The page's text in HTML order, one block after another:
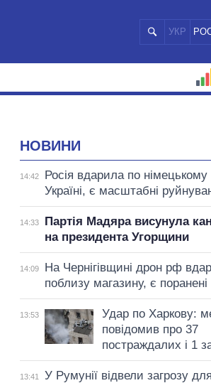
УКР
НОВИНИ
14:42
Росія вдарила по німецькому
Україні, є масштабні
14:33
Партія Мадяра висунула
на президента Угорщини
14:09
На Чернігівщині дрон рф
поблизу магазину, є поранені
13:53
Удар по Харкову:
повідомив про 37
постраждалих і 1
13:41
У Румунії відвели загрозу